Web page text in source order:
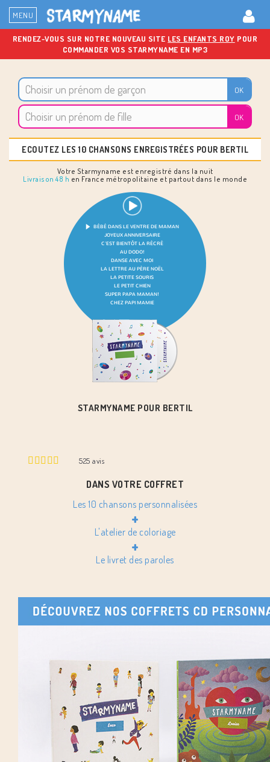
MENU
RENDEZ-VOUS SUR NOTRE NOUVEAU SITE LES ENFANTS ROY POUR
COMMANDER VOS STARMYNAME EN MP3
ECOUTEZ LES 10 CHANSONS ENREGISTRÉES POUR BERTIL
Votre Starmyname est enregistré dans la nuit
Livraison 48 h en France métropolitaine et partout dans le monde
STARMYNAME POUR BERTIL
525avis
DANS VOTRE COFFRET
Les 10 chansons personnalisées
+
L'atelier de coloriage
+
Le livret des paroles